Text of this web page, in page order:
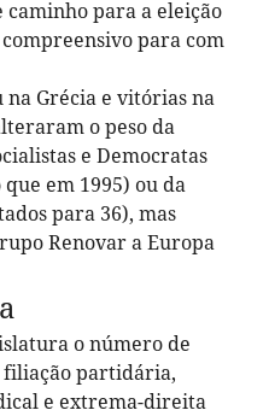
para a eleição
para com
na Grécia e vitórias na
o peso da
e Democratas
em 1995) ou da
para 36), mas
Renovar a Europa
o número de
filiação partidária,
e extrema-direita